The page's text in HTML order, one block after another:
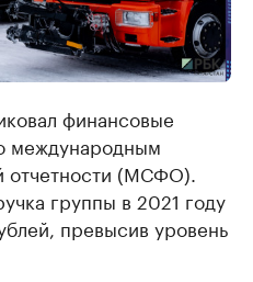
финансовые
международным
отчетности (МСФО).
группы в 2021 году
превысив уровень